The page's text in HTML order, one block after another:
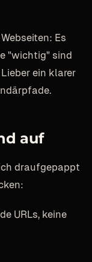
Es
"wichtig" sind
ein klarer
auf
draufgepappt
URLs, keine